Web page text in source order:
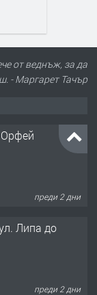
от веднъж, за да
- Маргарет Тачър
преди 2 дни
Липа до
преди 2 дни